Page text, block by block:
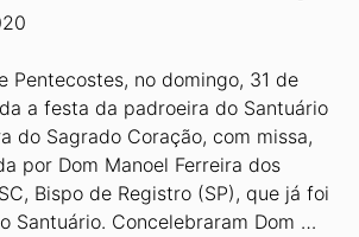
Pentecostes, no domingo, 31 de
a festa da padroeira do Santuário
do Sagrado Coração, com missa,
por Dom Manoel Ferreira dos
Bispo de Registro (SP), que já foi
Santuário. Concelebraram Dom …